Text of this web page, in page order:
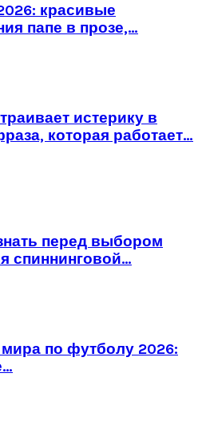
красивые
папе в прозе,…
истерику в
которая работает…
перед выбором
спиннинговой…
по футболу 2026: